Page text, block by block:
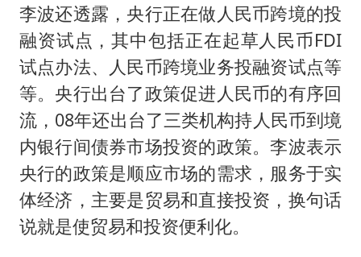
李波还透露，央行正在做人民币跨境的投
融资试点，其中包括正在起草人民币FDI
试点办法、人民币跨境业务投融资试点等
等。央行出台了政策促进人民币的有序回
流，08年还出台了三类机构持人民币到境
内银行间债券市场投资的政策。李波表示
央行的政策是顺应市场的需求，服务于实
体经济，主要是贸易和直接投资，换句话
说就是使贸易和投资便利化。